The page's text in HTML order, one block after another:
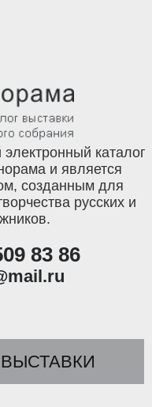
каталог
и является
созданным для
русских и
83 86